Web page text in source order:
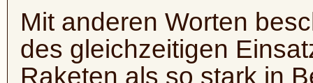
Mit anderen Worten
des gleichzeitigen
Raketen als so stark in